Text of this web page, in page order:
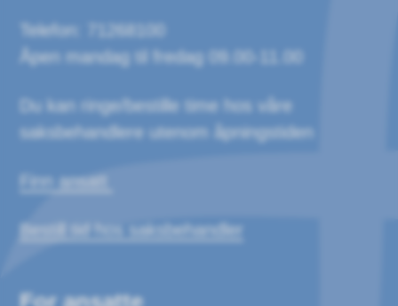
Telefon: 71268100
Åpen mandag til fredag 09.00-11.00
Du kan ringe/bestille time hos våre
saksbehandlere utenom åpningstiden
Finn ansatt
Bestill tid hos saksbehandler